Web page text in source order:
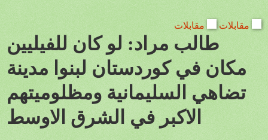
مقابلات مقابلات
طالب مراد: لو كان للفيليين
مكان في كوردستان لبنوا مدينة
تضاهي السليمانية ومظلوميتهم
الاكبر في الشرق الاوسط